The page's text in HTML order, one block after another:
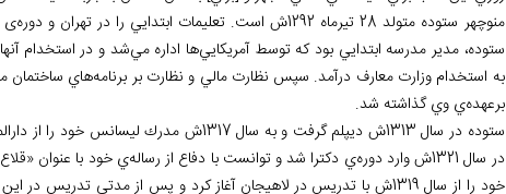
منوچهر ستوده متولد 28 تيرماه 1292ش است. تعليمات ابتدايي را در تهران و دوره
ی
ستوده، مدير مدرسه ابتدايي بود كه توسط آمريكاييها اداره ميشد و در استخدام
به استخدام وزارت معارف درآمد. سپس نظارت مالي و نظارت بر برنامههاي ساختمان
برعهدهي وي گذاشته شد.
ستوده در سال 1313ش ديپلم گرفت و به سال 1317ش مدرك ليسانس خود را از دارالمعلمين عالي در رشته
در سال 1321ش وارد دوره
ي دكترا شد و توانست با دفاع از رسالهي خود با عنوان
خود را از سال 1319ش با تدريس در لاهيجان آغاز كرد و پس از مدتي